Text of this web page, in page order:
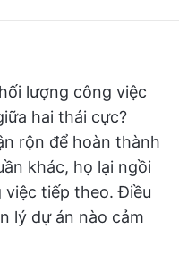
lượng công việc
hai thái cực?
rộn để hoàn thành
khác, họ lại ngồi
việc tiếp theo. Điều
lý dự án nào cảm